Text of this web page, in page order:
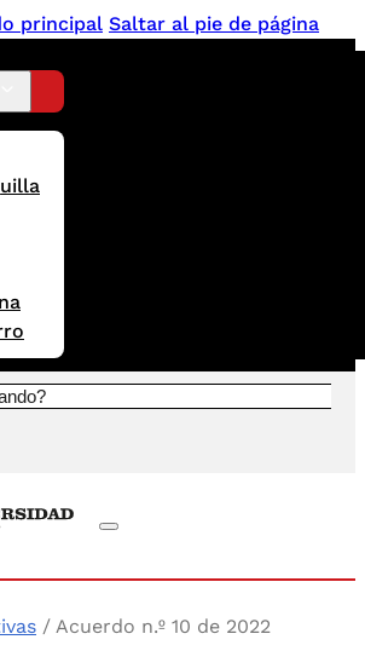
principal Saltar al pie de página
/ Acuerdo n.º 10 de 2022